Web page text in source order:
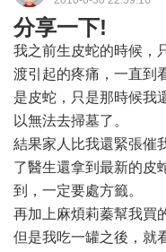
分享一下!
我之前生皮蛇的時候，
渡引起的疼痛，一直到
是皮蛇，只是那時候我
以無法去掃墓了。
結果家人比我還緊張催
了醫生還拿到最新的皮
到，一定要處方籤。
再加上麻煩莉蓁幫我買
但是我吃一罐之後，就